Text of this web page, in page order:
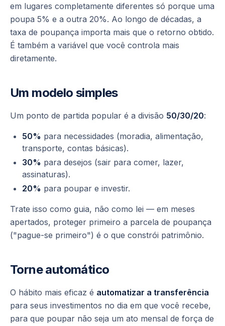
em lugares completamente diferentes só porque uma
poupa 5% e a outra 20%. Ao longo de décadas, a
taxa de poupança importa mais que o retorno obtido.
É também a variável que você controla mais
diretamente.
Um modelo simples
Um ponto de partida popular é a divisão 50/30/20:
50% para necessidades (moradia, alimentação,
transporte, contas básicas).
30% para desejos (sair para comer, lazer,
assinaturas).
20% para poupar e investir.
Trate isso como guia, não como lei — em meses
apertados, proteger primeiro a parcela de poupança
("pague-se primeiro") é o que constrói patrimônio.
Torne automático
O hábito mais eficaz é automatizar a transferência
para seus investimentos no dia em que você recebe,
para que poupar não seja um ato mensal de força de